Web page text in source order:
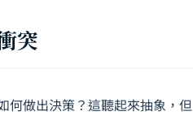
突
何做出決策？這聽起來抽象，但